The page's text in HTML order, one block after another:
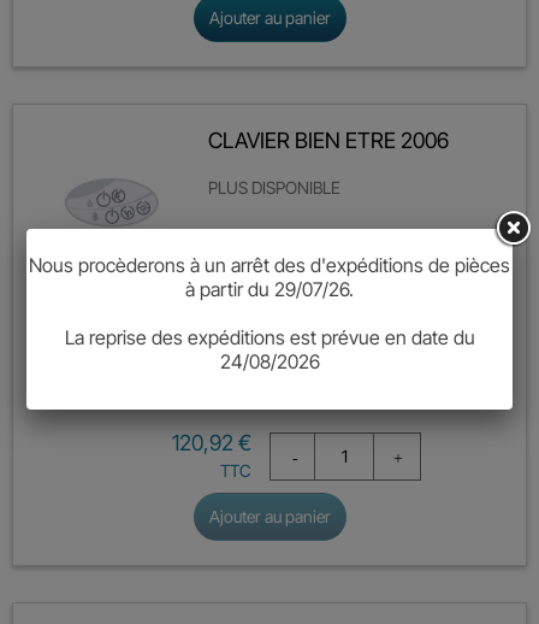
Ajouter au panier
CLAVIER BIEN ETRE 2006
PLUS DISPONIBLE
CONTACTER LE SERVICE APRES VENTE
POUR UN REMPLACEMENT DE
SYSTEME
04.42.71.30.70 -sav@setma.fr
Prix
120,92 €
TTC
Ajouter au panier
Nous procèderons à un arrêt des d'expéditions de pièces
à partir du 29/07/26.
La reprise des expéditions est prévue en date du
24/08/2026